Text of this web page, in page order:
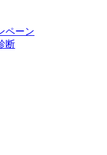
ペーン
断